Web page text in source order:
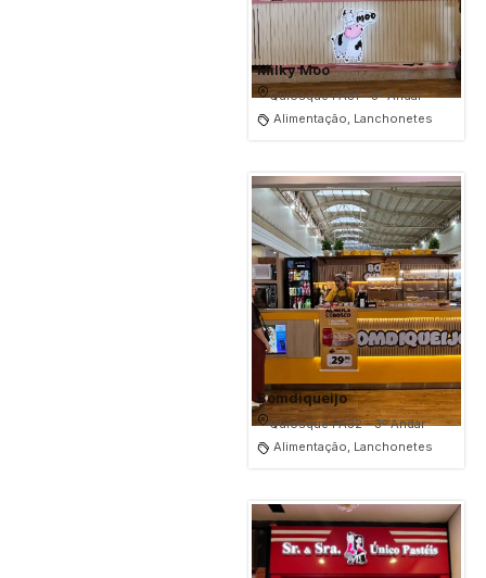
Milky Moo
Quiosque PA31 - 3º Andar
Alimentação, Lanchonetes
Bomdiqueijo
Quiosque PA32 - 3º Andar
Alimentação, Lanchonetes